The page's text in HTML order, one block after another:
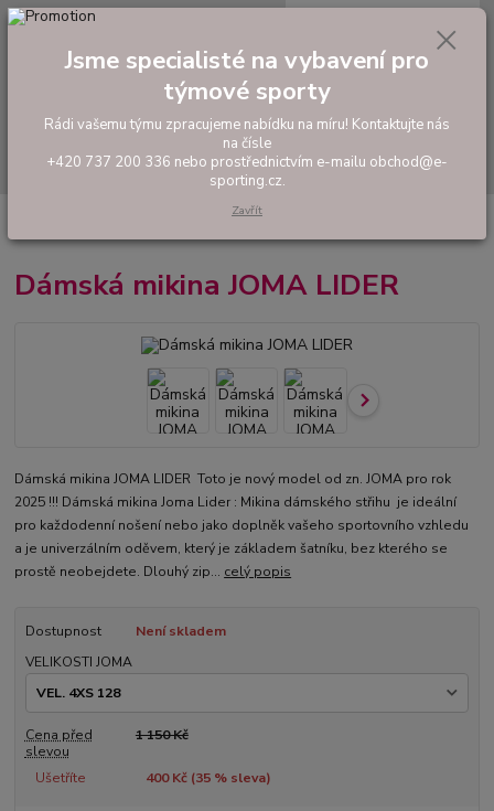
Hledat
tel: +420 737 200 336
0,00 Kč
Tréninkové oblečení
mikina JOMA LIDER
Dámská mikina JOMA LIDER
Dámská mikina JOMA LIDER Toto je nový model od zn. JOMA pro rok
2025 !!! Dámská mikina Joma Lider : Mikina dámského střihu je ideální
pro každodenní nošení nebo jako doplněk vašeho sportovního vzhledu
a je univerzálním oděvem, který je základem šatníku, bez kterého se
prostě neobejdete. Dlouhý zip... celý popis
Dostupnost
Není skladem
VELIKOSTI JOMA
Cena před
slevou
1 150 Kč
Ušetříte 400 Kč (35% sleva)
Jsme specialisté na vybavení pro
týmové sporty
Rádi vašemu týmu zpracujeme nabídku na míru! Kontaktujte nás
na čísle
+420 737 200 336 nebo prostřednictvím e-mailu obchod@e-
sporting.cz.
Zavřít